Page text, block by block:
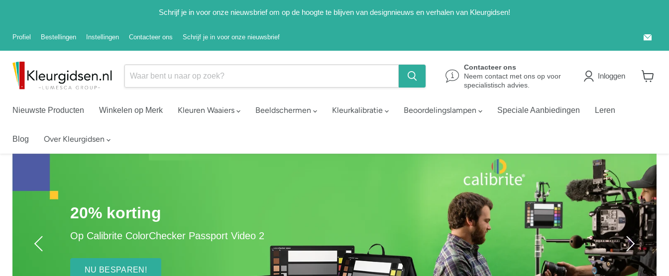
Schrijf je in voor onze nieuwsbrief om op de hoogte te blijven van designnieuws en verhalen van Kleurgidsen!
Profiel Bestellingen Instellingen Contacteer ons Schrijf je in voor onze nieuwsbrief
Contacteer ons
Neem contact met ons op voor
specialistisch advies.
Inloggen
Nieuwste Producten
Winkelen op Merk Kleuren Waaiers Beeldschermen Kleurkalibratie Beoordelingslampen Speciale Aanbiedingen Leren
Blog Over Kleurgidsen